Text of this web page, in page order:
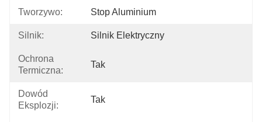
Tworzywo: Stop Aluminium
Silnik: Silnik Elektryczny
Ochrona
Termiczna:
Tak
Dowód
Eksplozji:
Tak